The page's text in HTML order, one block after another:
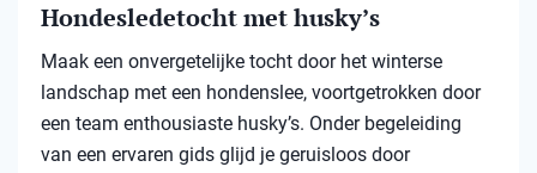
Hondesledetocht met husky’s
Maak een onvergetelijke tocht door het winterse
landschap met een hondenslee, voortgetrokken door
een team enthousiaste husky’s. Onder begeleiding
van een ervaren gids glijd je geruisloos door